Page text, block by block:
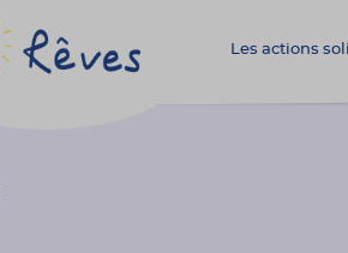
Les actions